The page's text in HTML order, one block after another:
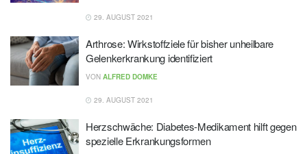
29. AUGUST 2021
Arthrose: Wirkstoffziele für bisher unheilbare
Gelenkerkrankung identifiziert
VON ALFRED DOMKE
29. AUGUST 2021
Herzschwäche: Diabetes-Medikament hilft gegen
spezielle Erkrankungsformen